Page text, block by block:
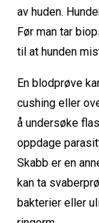
av huden.
Før man tar
til at hunden
En blodprøve
cushing eller
å undersøke
oppdage
Skabb er en
kan ta
bakterier eller